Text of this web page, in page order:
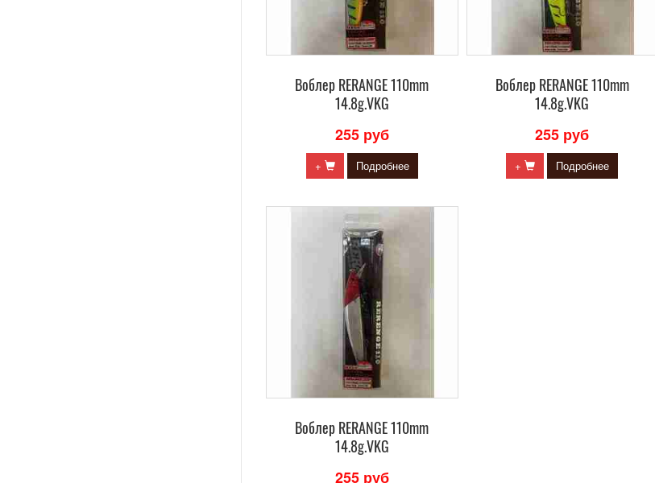
Воблер RERANGE 110mm
14.8g.VKG
255 руб
+ Подробнее
Воблер RERANGE 110mm
14.8g.VKG
255 руб
+ Подробнее
Воблер RERANGE 110mm
14.8g.VKG
255 руб